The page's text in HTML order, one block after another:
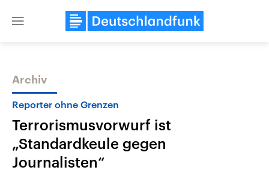
Close
Themen
Archiv
Reporter ohne Grenzen
Terrorismusvorwurf ist
„Standardkeule gegen
Journalisten“